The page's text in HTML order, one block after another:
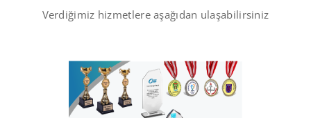
Verdiğimiz hizmetlere aşağıdan ulaşabilirsiniz